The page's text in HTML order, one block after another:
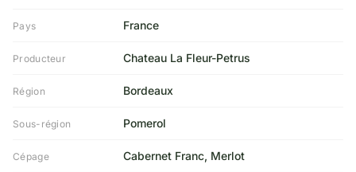
Pays France
Producteur Chateau La Fleur-Petrus
Région Bordeaux
Sous-région Pomerol
Cépage Cabernet Franc, Merlot